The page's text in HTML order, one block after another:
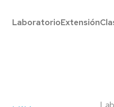
LaboratorioExtensión